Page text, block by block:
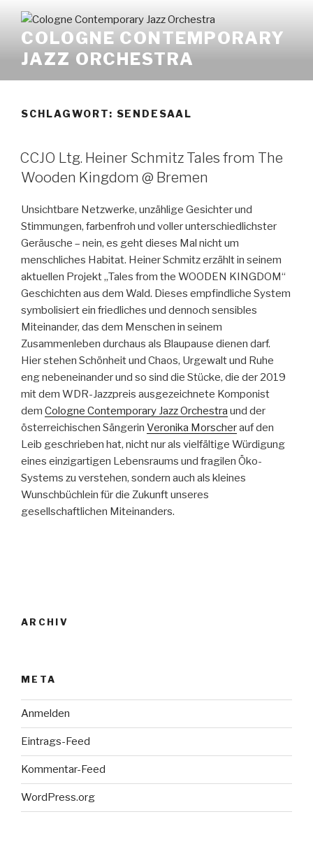
Inhalt
springenCOLOGNE CONTEMPORARY
JAZZ ORCHESTRA
SCHLAGWORT: SENDESAAL
CCJO Ltg. Heiner Schmitz Tales from The
Wooden Kingdom @ Bremen
Unsichtbare Netzwerke, unzählige Gesichter und
Stimmungen, farbenfroh und voller unterschiedlichster
Geräusche – nein, es geht dieses Mal nicht um
menschliches Habitat. Heiner Schmitz erzählt in seinem
aktuellen Projekt „Tales from the WOODEN KINGDOM“
Geschichten aus dem Wald. Dieses empfindliche System
symbolisiert ein friedliches und dennoch sensibles
Miteinander, das dem Menschen in seinem
Zusammenleben durchaus als Blaupause dienen darf.
Hier stehen Schönheit und Chaos, Urgewalt und Ruhe
eng nebeneinander und so sind die Stücke, die der 2019
mit dem WDR-Jazzpreis ausgezeichnete Komponist
dem Cologne Contemporary Jazz Orchestra und der
österreichischen Sängerin Veronika Morscherauf den
Leib geschrieben hat, nicht nur als vielfältige Würdigung
eines einzigartigen Lebensraums und fragilen Öko-
Systems zu verstehen, sondern auch als kleines
Wunschbüchlein für die Zukunft unseres
gesellschaftlichen Miteinanders.
ARCHIV
META
Anmelden
Eintrags-Feed
Kommentar-Feed
WordPress.org